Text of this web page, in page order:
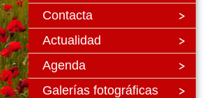
Contacta
Actualidad
Agenda
Galerías fotográficas